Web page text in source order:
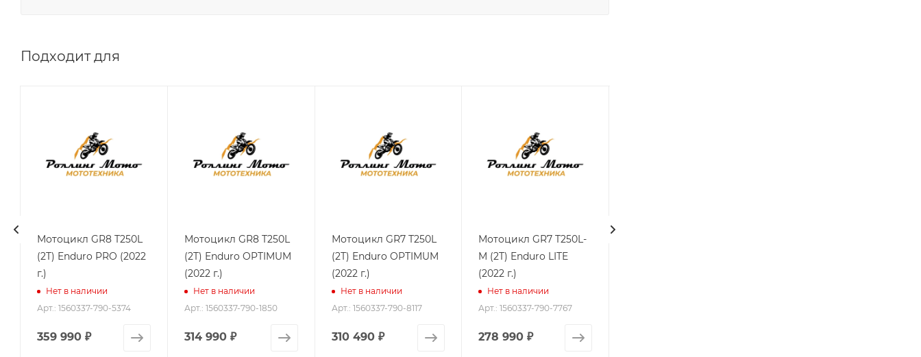
Подходит для
Мотоцикл GR8 T250L
(2T) Enduro PRO (2022
г.)
Нет в наличии
Арт.: 1560337-790-5374
359 990 ₽
Мотоцикл GR8 T250L
(2T) Enduro OPTIMUM
(2022 г.)
Нет в наличии
Арт.: 1560337-790-1850
314 990₽
Мотоцикл GR7 T250L
(2T) Enduro OPTIMUM
(2022 г.)
Нет в наличии
Арт.: 1560337-790-8117
310 490₽
Мотоцикл GR7 T250L-
M (2T) Enduro LITE
(2022 г.)
Нет в наличии
Арт.: 1560337-790-7767
278 990 ₽